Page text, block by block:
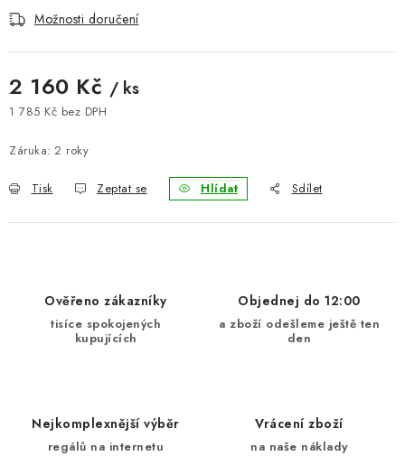
Obchodní a dodací podmínky
Možnosti doručení
2 160 Kč / ks
1 785 Kč bez DPH
Záruka: 2 roky
Tisk Zeptat se Hlídat Sdílet
Ověřeno zákazníky
tisíce spokojených
kupujících
Objednej do 12:00
a zboží odešleme ještě ten
den
Nejkomplexnější výběr
regálů na internetu
Vrácení zboží
na naše náklady